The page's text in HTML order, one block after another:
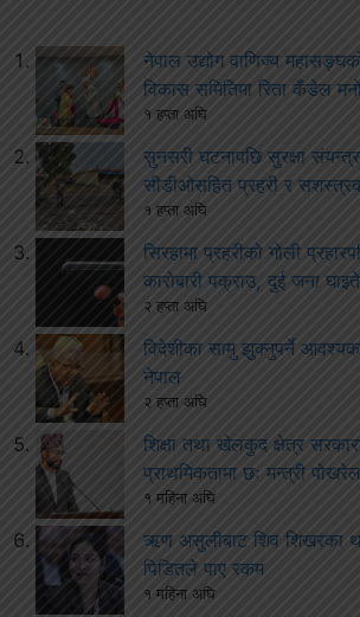
नेपाल उद्योग वाणिज्य
विकास समितिमा रिता कँडेल
१ हप्ता अघि
सुनसरी घटनापछि सुरक्षा
सीडीओसहित प्रहरी र
१ हप्ता अघि
सिरहामा प्रहरीको गोली
कारोबारी पक्राउ, दुई जना घाइते
२ हप्ता अघि
विदेशीका सामु झुक्नुपर्ने
नेपाल
२ हप्ता अघि
शिक्षा तथा खेलकुद क्षेत्र
प्राथमिकतामा छः मन्त्री पोखरेल
१ महिना अघि
ऋण असुलीबाट शिव शिखरका
पिडितले पाए रकम
१ महिना अघि